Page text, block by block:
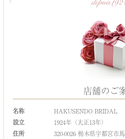
店舗のご
名称
HAKUSENDO BRIDAL
設立
1924年（大正13年）
住所
320-0026 栃木県宇都宮市